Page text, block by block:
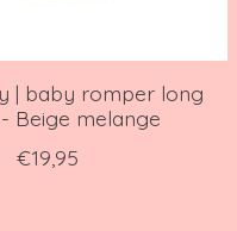
| baby romper long
Beige melange
€19,95